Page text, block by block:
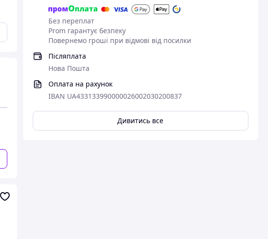
Без переплат
Prom гарантує безпеку
Повернемо гроші при відмові від посилки
Післяплата
Нова Пошта
Оплата на рахунок
IBAN UA433133990000026002030200837
Дивитись все